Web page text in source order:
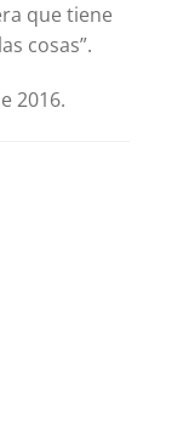
que tiene
cosas”.
2016.